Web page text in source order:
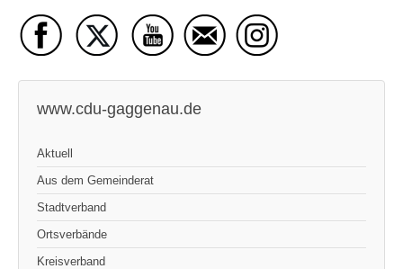
www.cdu-gaggenau.de
Aktuell
Aus dem Gemeinderat
Stadtverband
Ortsverbände
Kreisverband